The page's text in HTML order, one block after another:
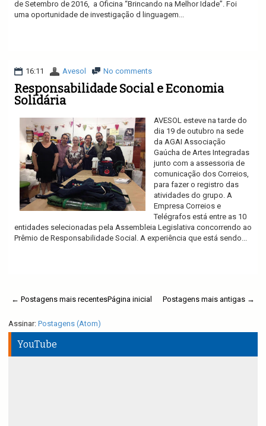
de Setembro de 2016, a Oficina “Brincando na Melhor Idade”. Foi
uma oportunidade de investigação d linguagem...
16:11 Avesol No comments
Responsabilidade Social e Economia
Solidária
AVESOL esteve na tarde do
dia 19 de outubro na sede
da AGAI Associação
Gaúcha de Artes Integradas
junto com a assessoria de
comunicação dos Correios,
para fazer o registro das
atividades do grupo. A
Empresa Correios e
Telégrafos está entre as 10
entidades selecionadas pela Assembleia Legislativa concorrendo ao
Prêmio de Responsabilidade Social. A experiência que está sendo...
← Postagens mais recentes Postagens mais antigas →
Página inicial
Assinar: Postagens (Atom)
YouTube